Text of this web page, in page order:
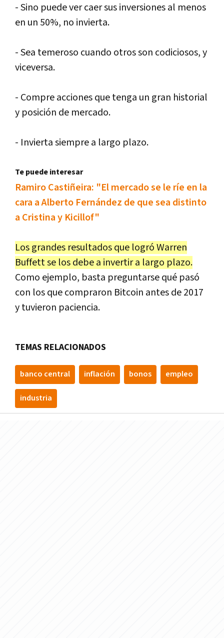
- Sino puede ver caer sus inversiones al menos
en un 50%, no invierta.
- Sea temeroso cuando otros son codiciosos, y
viceversa.
- Compre acciones que tenga un gran historial
y posición de mercado.
- Invierta siempre a largo plazo.
Te puede interesar
Ramiro Castiñeira: "El mercado se le ríe en la
cara a Alberto Fernández de que sea distinto
a Cristina y Kicillof"
Los grandes resultados que logró Warren
Buffett se los debe a invertir a largo plazo.
Como ejemplo, basta preguntarse qué pasó
con los que compraron Bitcoin antes de 2017
y tuvieron paciencia.
TEMAS RELACIONADOS
banco central inflación bonos empleo
industria